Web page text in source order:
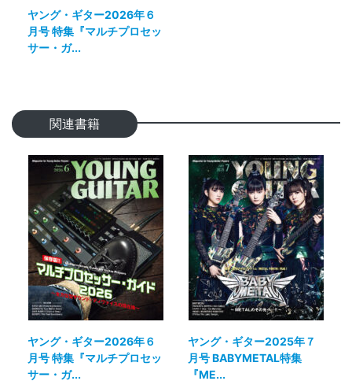
ヤング・ギター2026年６
月号 特集『マルチプロセッ
サー・ガ...
関連書籍
ヤング・ギター2026年６
月号 特集『マルチプロセッ
サー・ガ...
ヤング・ギター2025年７
月号 BABYMETAL特集
『ME...